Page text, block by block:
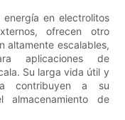
en electrolitos
ofrecen otro
altamente escalables,
aplicaciones de
Su larga vida útil y
contribuyen a su
almacenamiento de